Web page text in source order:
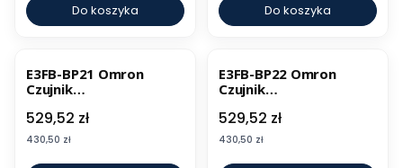
Do koszyka Do koszyka
E3FB-BP21 Omron
Czujnik
Cena
529,52 zł
Cena
430,50 zł
E3FB-BP22 Omron
Czujnik
Cena
529,52 zł
Cena
430,50 zł